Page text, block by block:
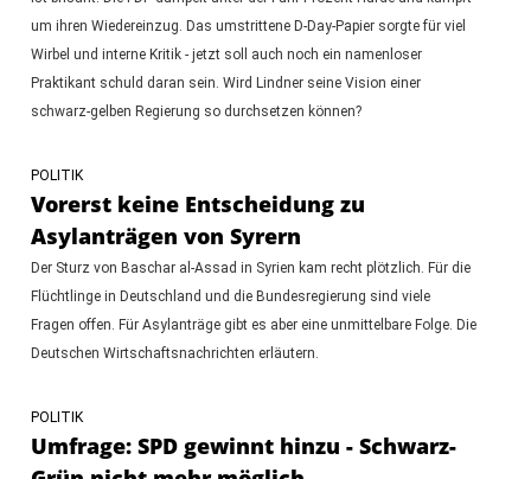
um ihren Wiedereinzug. Das umstrittene D-Day-Papier sorgte für viel
Wirbel und interne Kritik - jetzt soll auch noch ein namenloser
Praktikant schuld daran sein. Wird Lindner seine Vision einer
schwarz-gelben Regierung so durchsetzen können?
POLITIK
Vorerst keine Entscheidung zu
Asylanträgen von Syrern
Der Sturz von Baschar al-Assad in Syrien kam recht plötzlich. Für die
Flüchtlinge in Deutschland und die Bundesregierung sind viele
Fragen offen. Für Asylanträge gibt es aber eine unmittelbare Folge. Die
Deutschen Wirtschaftsnachrichten erläutern.
POLITIK
Umfrage: SPD gewinnt hinzu - Schwarz-